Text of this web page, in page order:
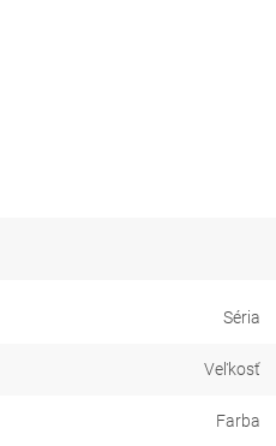
Séria
Veľkosť
Farba